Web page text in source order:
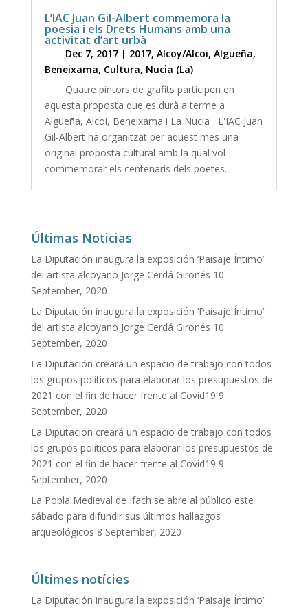
L’IAC Juan Gil-Albert commemora la
poesia i els Drets Humans amb una
activitat d’art urbà
Dec 7, 2017| 2017, Alcoy/Alcoi, Algueña,
Beneixama, Cultura, Nucia (La)
Quatre pintors de grafits participen en
aquesta proposta que es durà a terme a
Algueña, Alcoi, Beneixama i La Nucia L'IAC Juan
Gil-Albert ha organitzat per aquest mes una
original proposta cultural amb la qual vol
commemorar els centenaris dels poetes...
Últimas Noticias
La Diputación inaugura la exposición ‘Paisaje Íntimo’
del artista alcoyano Jorge Cerdá Gironés 10
September, 2020
La Diputación inaugura la exposición ‘Paisaje Íntimo’
del artista alcoyano Jorge Cerdá Gironés 10
September, 2020
La Diputación creará un espacio de trabajo con todos
los grupos políticos para elaborar los presupuestos de
2021 con el fin de hacer frente al Covid19 9
September, 2020
La Diputación creará un espacio de trabajo con todos
los grupos políticos para elaborar los presupuestos de
2021 con el fin de hacer frente al Covid19 9
September, 2020
La Pobla Medieval de Ifach se abre al público este
sábado para difundir sus últimos hallazgos
arqueológicos 8 September, 2020
Últimes notícies
La Diputación inaugura la exposición ‘Paisaje Íntimo’